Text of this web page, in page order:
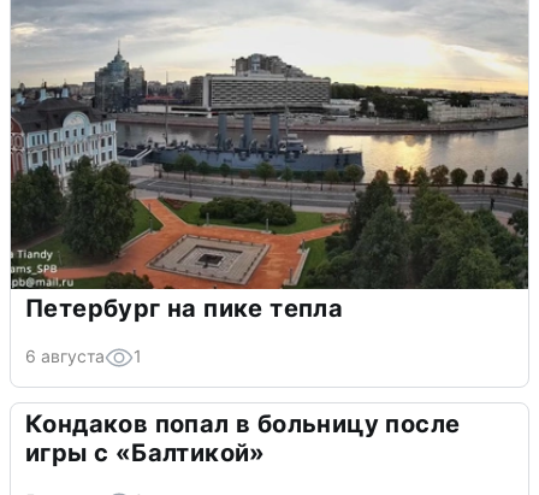
Петербург на пике тепла
6 августа 1
Кондаков попал в больницу после
игры с «Балтикой»